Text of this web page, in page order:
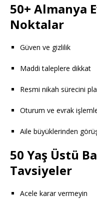
50+ Almanya
Noktalar
Güven ve gizlilik
Maddi taleplere dikkat
Resmi nikah sürecini
Oturum ve evrak
Aile büyüklerinden
50 Yaş Üstü
Tavsiyeler
Acele karar vermeyin